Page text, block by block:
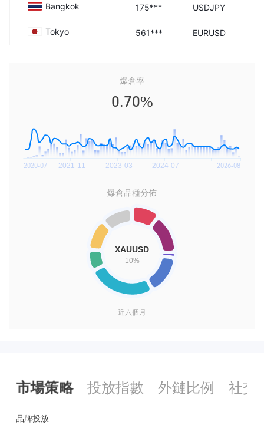
Bangkok 175*** USDJPY
Tokyo 561*** EURUSD
爆倉率
0.70%
爆倉品種分佈
近六個月
市場策略 投放指數 外鏈比例 社交